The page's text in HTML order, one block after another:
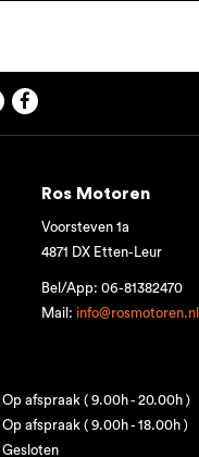

Ros Motoren
Voorsteven 1a
4871 DX Etten-Leur
Bel/App: 06-81382470
Mail: info@rosmotoren.nl
Op afspraak ( 9.00h - 20.00h )
Op afspraak ( 9.00h - 18.00h )
Gesloten